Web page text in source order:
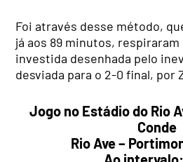
Foi através desse método,
já aos 89 minutos, respiraram
investida desenhada pelo
desviada para o 2-0 final, por
Jogo no Estádio do Rio
Conde
Rio Ave –